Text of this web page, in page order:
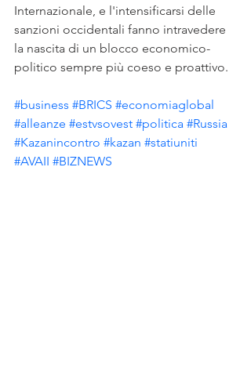
Internazionale, e l'intensificarsi delle
sanzioni occidentali fanno intravedere
la nascita di un blocco economico-
politico sempre più coeso e proattivo.
#business #BRICS #economiaglobal
#alleanze #estvsovest #politica #Russia
#Kazanincontro #kazan #statiuniti
#AVAII #BIZNEWS